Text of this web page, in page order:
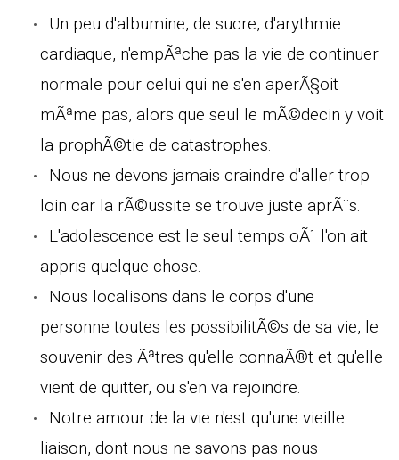
Un peu d'albumine, de sucre, d'arythmie
cardiaque, n'empÃªche pas la vie de continuer
normale pour celui qui ne s'en aperÃ§oit
mÃªme pas, alors que seul le mÃ©decin y voit
la prophÃ©tie de catastrophes.
Nous ne devons jamais craindre d'aller trop
loin car la rÃ©ussite se trouve juste aprÃ¨s.
L'adolescence est le seul temps oÃ¹ l'on ait
appris quelque chose.
Nous localisons dans le corps d'une
personne toutes les possibilitÃ©s de sa vie, le
souvenir des Ãªtres qu'elle connaÃ®t et qu'elle
vient de quitter, ou s'en va rejoindre.
Notre amour de la vie n'est qu'une vieille
liaison, dont nous ne savons pas nous